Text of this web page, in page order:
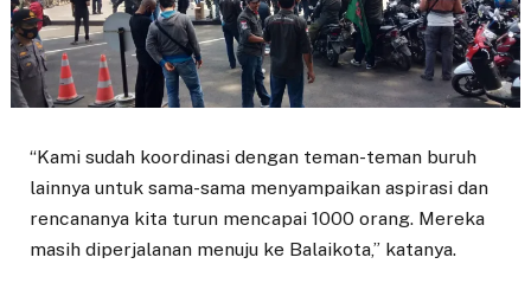
“Kami sudah koordinasi dengan teman-teman buruh
lainnya untuk sama-sama menyampaikan aspirasi dan
rencananya kita turun mencapai 1000 orang. Mereka
masih diperjalanan menuju ke Balaikota,” katanya.